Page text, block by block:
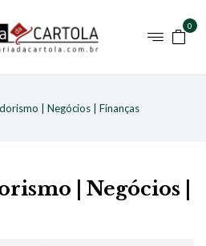
0
| Negócios | Finanças
| Negócios |